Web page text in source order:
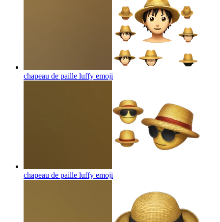
chapeau de paille luffy emoji
chapeau de paille luffy emoji